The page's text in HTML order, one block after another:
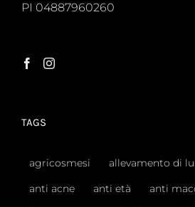
PI 04887960260
TAGS
agricosmesi allevamento di
anti acne
anti età anti